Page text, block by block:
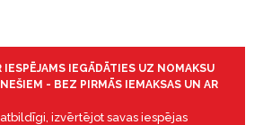
IESPĒJAMS IEGĀDĀTIES UZ NOMAKSU
- BEZ PIRMĀS IEMAKSAS UN AR
izvērtējot savas iespējas